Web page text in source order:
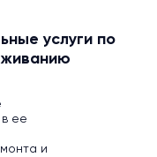
услуги по
ее
и